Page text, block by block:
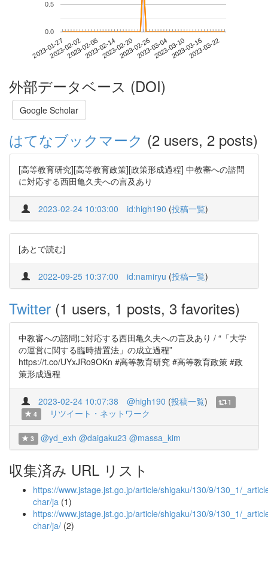
2023-01-272023-02-022023-02-082023-02-142023-02-202023-02-262023-03-042023-03-102023-03-162023-03-22
0.0
0.5
外部データベース (DOI)
Google Scholar
はてなブックマーク (2 users, 2 posts)
[高等教育研究][高等教育政策][政策形成過程] 中教審への諮問
に対応する西田亀久夫への言及あり
2023-02-24 10:03:00 id:high190 (投稿一覧)
[あとで読む]
2022-09-25 10:37:00 id:namiryu (投稿一覧)
Twitter (1 users, 1 posts, 3 favorites)
中教審への諮問に対応する西田亀久夫への言及あり / “「大学
の運営に関する臨時措置法」の成立過程”
https://t.co/UYxJRo9OKn #高等教育研究 #高等教育政策 #政
策形成過程
2023-02-24 10:07:38 @high190 (投稿一覧)
1
4
リツイート・ネットワーク
3 @yd_exh @daigaku23 @massa_kim
収集済み URL リスト
https://www.jstage.jst.go.jp/article/shigaku/130/9/130_1/
char/ja (1)
https://www.jstage.jst.go.jp/article/shigaku/130/9/130_1/
char/ja/ (2)